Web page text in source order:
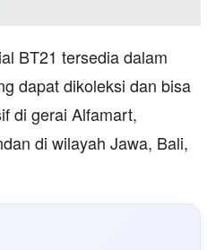
BT21 tersedia dalam
dapat dikoleksi dan bisa
di gerai Alfamart,
di wilayah Jawa, Bali,